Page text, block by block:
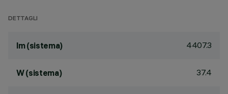
DETTAGLI
lm (sistema) 4407.3
W (sistema) 37.4